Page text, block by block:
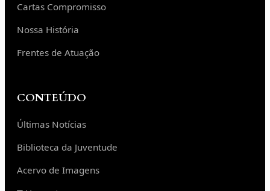
Cartas Compromisso
Nossa História
Frentes de Atuação
CONTEÚDO
Últimas Notícias
Biblioteca da Juventude
Acervo de Imagens